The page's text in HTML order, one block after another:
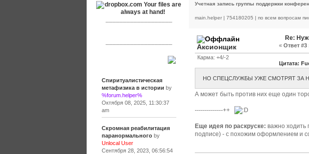
Спиритуалистическая
метафизика в истории by
%forum.helper%
Октября 08, 2025, 11:30:37
am
Скромная реабилитация
паранормальногоby
Unlocal User
Сентября 28, 2023, 06:56:54
Учетная запись группы поддержки
main.helper | 754180205 | по всем вопросам
Аксионщик
Карма: +4/-2
Re:
« Ответ #3
Цитата:
НО СПЕЦСЛУЖБЫ УЖЕ СМОТРЯТ ЗА
А может быть против них еще один
--------------++
Еще идея по раскруске: важно ходить
подписе) - с похожим оформлением и